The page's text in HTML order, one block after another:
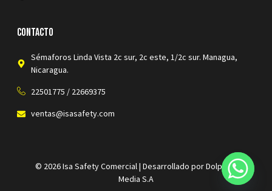
Contacto
Sémaforos Linda Vista 2c sur, 2c este, 1/2c sur. Managua,
Nicaragua.
22501775 / 22669375
ventas@isasafety.com
© 2026 Isa Safety Comercial | Desarrollado por Dolphins
Media S.A